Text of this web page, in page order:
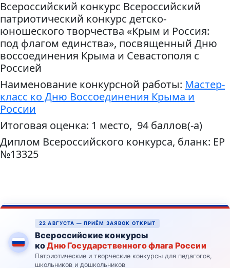
Всероссийский конкурс Всероссийский
патриотический конкурс детско-
юношеского творчества «Крым и Россия:
под флагом единства», посвященный Дню
воссоединения Крыма и Севастополя с
Россией
Наименование конкурсной работы: Мастер-
класс ко Дню Воссоединения Крыма и
России
Итоговая оценка: 1 место, 94 баллов(-а)
Диплом Всероссийского конкурса, бланк: ЕР
№13325
22 АВГУСТА — ПРИЁМ ЗАЯВОК ОТКРЫТ
Всероссийские конкурсы
коДню Государственного флага России
Патриотические и творческие конкурсы для педагогов,
школьников и дошкольников